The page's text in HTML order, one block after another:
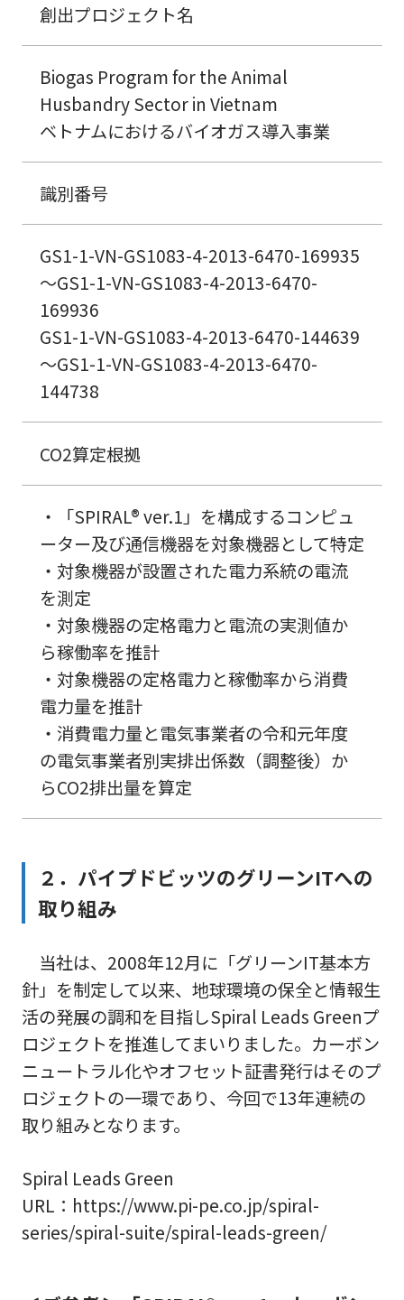
創出プロジェクト名
Biogas Program for the Animal
Husbandry Sector in Vietnam
ベトナムにおけるバイオガス導入事業
識別番号
GS1-1-VN-GS1083-4-2013-6470-169935
～GS1-1-VN-GS1083-4-2013-6470-
169936
GS1-1-VN-GS1083-4-2013-6470-144639
～GS1-1-VN-GS1083-4-2013-6470-
144738
CO2算定根拠
・「SPIRAL® ver.1」を構成するコンピュ
ーター及び通信機器を対象機器として特定
・対象機器が設置された電力系統の電流
を測定
・対象機器の定格電力と電流の実測値か
ら稼働率を推計
・対象機器の定格電力と稼働率から消費
電力量を推計
・消費電力量と電気事業者の令和元年度
の電気事業者別実排出係数（調整後）か
らCO2排出量を算定
２．パイプドビッツのグリーンITへの
取り組み
当社は、2008年12月に「グリーンIT基本方
針」を制定して以来、地球環境の保全と情報生
活の発展の調和を目指しSpiral Leads Greenプ
ロジェクトを推進してまいりました。カーボン
ニュートラル化やオフセット証書発行はそのプ
ロジェクトの一環であり、今回で13年連続の
取り組みとなります。
Spiral Leads Green
URL：https://www.pi-pe.co.jp/spiral-
series/spiral-suite/spiral-leads-green/